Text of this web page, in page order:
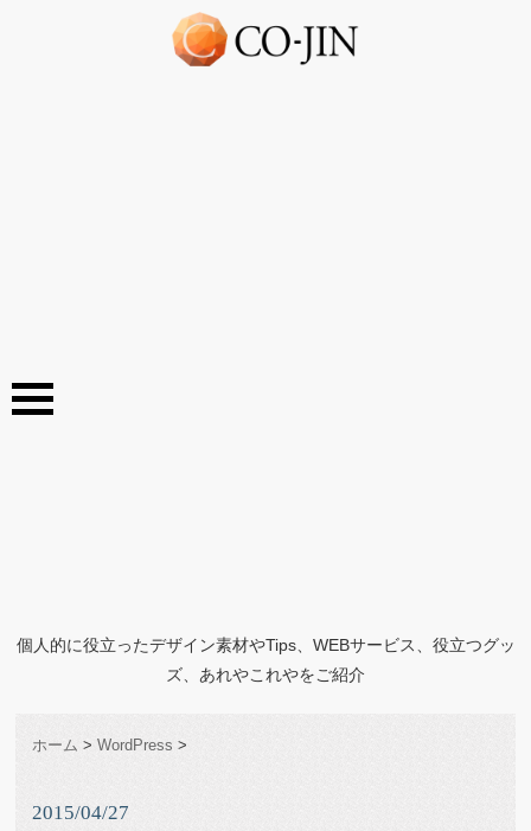
個人的に役立ったデザイン素材やTips、WEBサービス、役立つグッ
ズ、あれやこれやをご紹介
ホーム > WordPress >
2015/04/27